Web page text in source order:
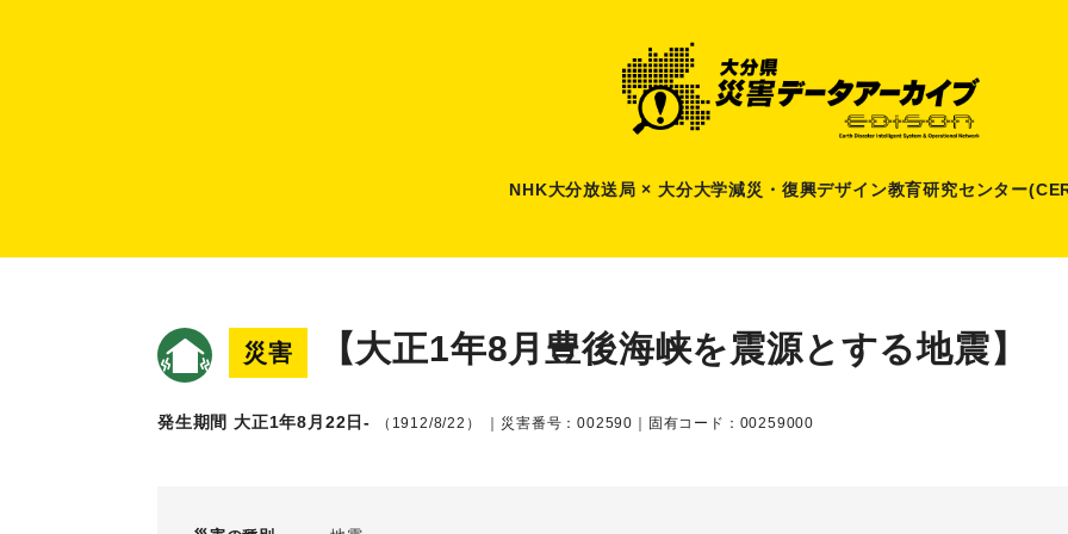
NHK大分放送局 × 大分大学減災 ・ 復興デザイン教育研究センター
災害 【大正1年8月豊後海峡を震源とする地震】
発生期間 大正1年8月22日- （1912/8/22） ｜災害番号：002590｜固有コード：00259000